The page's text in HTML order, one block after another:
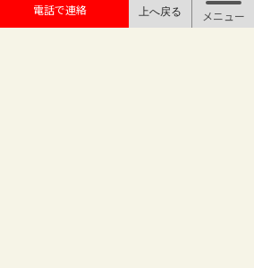
電話で連絡